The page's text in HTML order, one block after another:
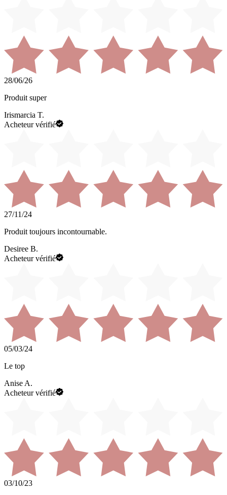
28/06/26
Produit super
Irismarcia T.
Acheteur vérifié
27/11/24
Produit toujours incontournable.
Desiree B.
Acheteur vérifié
05/03/24
Le top
Anise A.
Acheteur vérifié
03/10/23